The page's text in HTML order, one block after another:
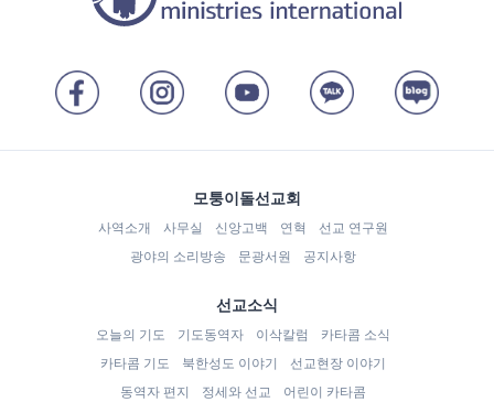
모퉁이돌선교회
사역소개 사무실 신앙고백 연혁
선교 연구원
광야의 소리방송
문광서원 공지사항
선교소식
오늘의 기도 기도동역자 이삭칼럼
카타콤 소식
카타콤 기도
북한성도 이야기
선교현장 이야기
동역자 편지
정세와 선교 어린이 카타콤